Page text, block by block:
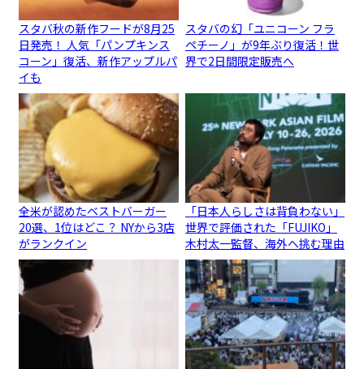
スタバ秋の新作フードが8月25
日発売！ 人気「パンプキンス
コーン」復活、新作アップルパ
イも
スタバの幻「ユニコーン フラ
ペチーノ」が9年ぶり復活！世
界で2日間限定販売へ
全米が認めたベストバーガー
20選、1位はどこ？ NYから3店
がランクイン
「日本人らしさは背負わない」
世界で評価された「FUJIKO」
木村太一監督、海外へ挑む理由